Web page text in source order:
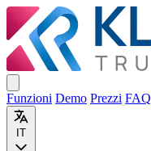
Funzioni Demo Prezzi FAQ
IT